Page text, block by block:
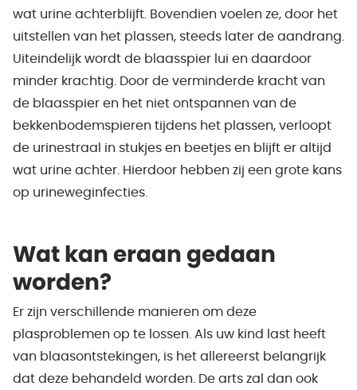
wat urine achterblijft. Bovendien voelen ze, door het
uitstellen van het plassen, steeds later de aandrang.
Uiteindelijk wordt de blaasspier lui en daardoor
minder krachtig. Door de verminderde kracht van
de blaasspier en het niet ontspannen van de
bekkenbodemspieren tijdens het plassen, verloopt
de urinestraal in stukjes en beetjes en blijft er altijd
wat urine achter. Hierdoor hebben zij een grote kans
op urineweginfecties.
Wat kan eraan gedaan
worden?
Er zijn verschillende manieren om deze
plasproblemen op te lossen. Als uw kind last heeft
van blaasontstekingen, is het allereerst belangrijk
dat deze behandeld worden. De arts zal dan ook